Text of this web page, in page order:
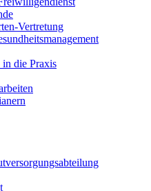
Vertretung
die Praxis